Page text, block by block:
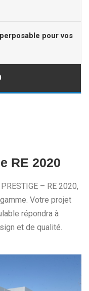
pour vos
RE 2020
– RE 2020,
Votre projet
répondra à
et de qualité.